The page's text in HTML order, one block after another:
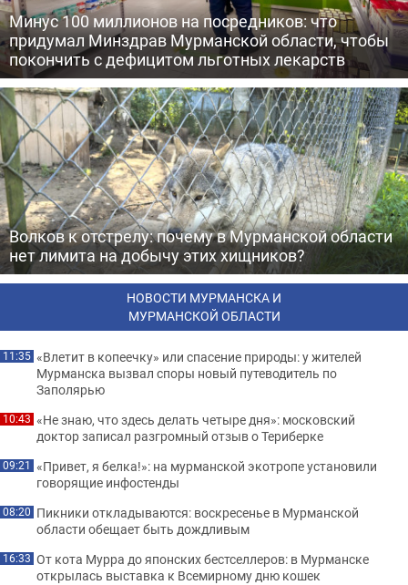
Минус 100 миллионов на посредников: что
придумал Минздрав Мурманской области, чтобы
покончить с дефицитом льготных лекарств
Волков к отстрелу: почему в Мурманской области
нет лимита на добычу этих хищников?
НОВОСТИ МУРМАНСКА И
МУРМАНСКОЙ ОБЛАСТИ
11:35 «Влетит в копеечку» или спасение природы: у жителей
Мурманска вызвал споры новый путеводитель по
Заполярью
10:43 «Не знаю, что здесь делать четыре дня»: московский
доктор записал разгромный отзыв о Териберке
09:21 «Привет, я белка!»: на мурманской экотропе установили
говорящие инфостенды
08:20 Пикники откладываются: воскресенье в Мурманской
области обещает быть дождливым
16:33 От кота Мурра до японских бестселлеров: в Мурманске
открылась выставка к Всемирному дню кошек